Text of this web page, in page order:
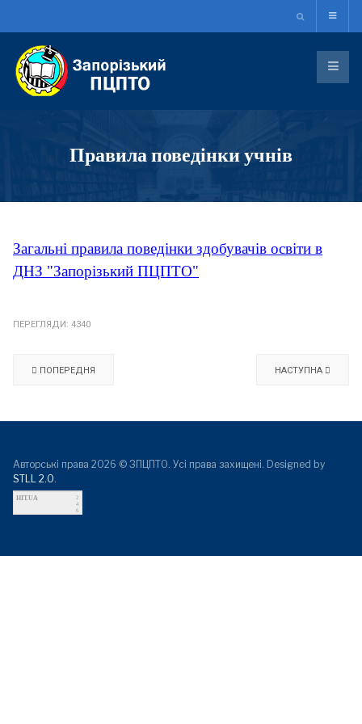
Правила поведінки учнів
Загальні правила поведінки здобувачів освіти в
ДНЗ "Запорізький ПЦПТО"
ПЕРЕГЛЯДИ: 4340
ПОПЕРЕДНЯ НАСТУПНА
Авторські права 2026 © ЗПЦПТО. Усі права захищені. Designed by
STLL 2.0
HIT.UA
2
4
6